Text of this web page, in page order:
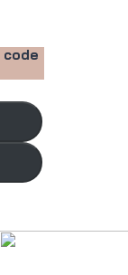
code